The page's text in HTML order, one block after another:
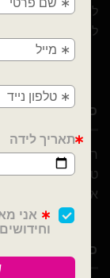
לספק לכם / לעצב
ליצור לכם אירוע
כתובת ויצירת
רבי עקיבא 30, חולון
טלפון : 052-691-0722
אימייל :
כלים
חולון,
גן, בני